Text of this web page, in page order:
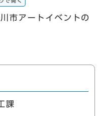
市アートイベントの
課